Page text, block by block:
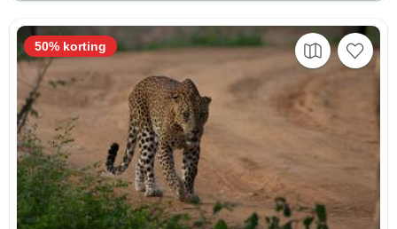
50% korting